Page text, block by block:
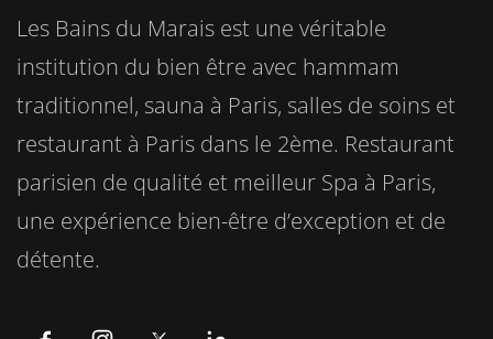
Les Bains du Marais est une véritable
institution du bien être avec hammam
traditionnel, sauna à Paris, salles de soins et
restaurant à Paris dans le 2ème. Restaurant
parisien de qualité et meilleur Spa à Paris,
une expérience bien-être d’exception et de
détente.